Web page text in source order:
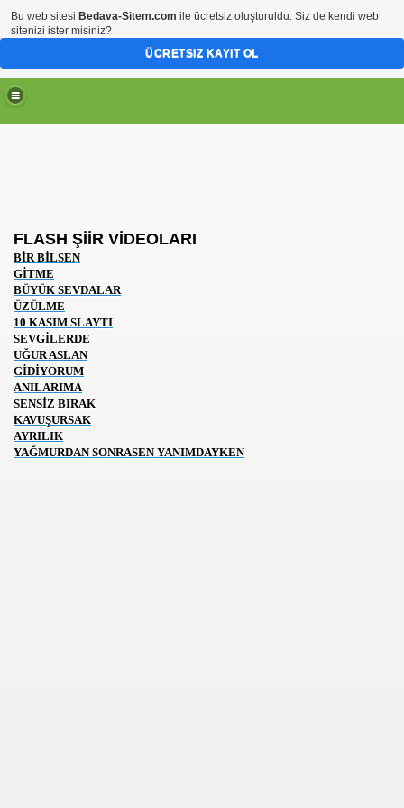
FLASH ŞİİR VİDEOLARI
BİR BİLSEN
GİTME
BÜYÜK SEVDALAR
ÜZÜLME
10 KASIM SLAYTI
SEVGİLERDE
UĞUR ASLAN
GİDİYORUM
ANILARIMA
SENSİZ BIRAK
KAVUŞURSAK
AYRILIK
YAĞMURDAN SONRASEN YANIMDAYKEN
Bu web sitesi Bedava-Sitem.com ile ücretsiz oluşturuldu. Siz de kendi web
sitenizi ister misiniz?
ÜCRETSIZ KAYIT OL